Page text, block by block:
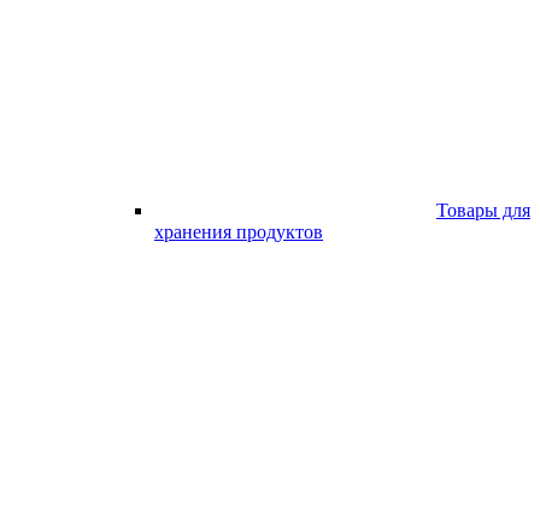
Товары для
хранения продуктов